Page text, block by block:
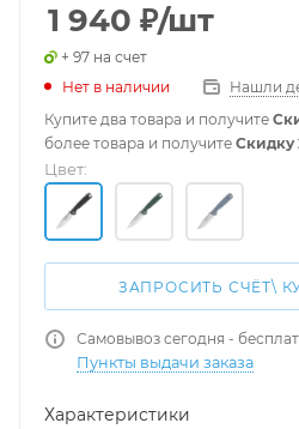
1 940 ₽/шт
+ 97 на счет
Нет в наличии
Нашли
Купите два товара и получите
более товара и получите Скидку
Цвет:
ЗАПРОСИТЬ СЧЁТ\
Самовывоз сегодня -
Пункты выдачи заказа
Характеристики